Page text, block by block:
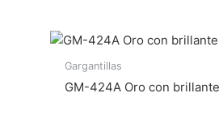
Gargantillas
GM-424A Oro con brillante